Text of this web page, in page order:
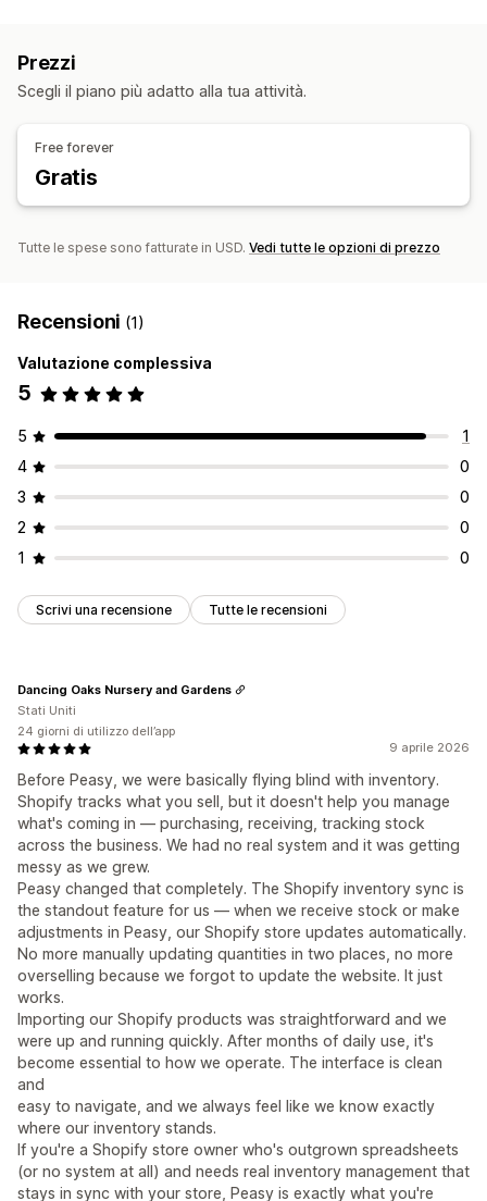
Riassortimento automatico
Multisede Aggiornamenti in tempo reale
Importazione ed esportazione
Ottimizzazione tramite IA
Multicanale
Gestione degli ordini
Notifiche di riassortimento
Promemoria per rifornimento
Notifiche di prodotti esauriti
Avvisi di raggiungimento soglia
Dati e statistiche approfonditi
Prezzi
Scegli il piano più adatto alla tua attività.
Free forever
Gratis
Tutte le spese sono fatturate in USD. Vedi tutte le opzioni di prezzo
Recensioni (1)
Valutazione complessiva
5
5
1
4
0
3
0
2
0
1
0
Scrivi una recensione Tutte le recensioni
9 aprile 2026
Before Peasy, we were basically flying blind with inventory.
Shopify tracks what you sell, but it doesn't help you manage
what's coming in — purchasing, receiving, tracking stock
across the business. We had no real system and it was getting
messy as we grew.
Peasy changed that completely. The Shopify inventory sync is
the standout feature for us — when we receive stock or make
adjustments in Peasy, our Shopify store updates automatically.
No more manually updating quantities in two places, no more
overselling because we forgot to update the website. It just
works.
Importing our Shopify products was straightforward and we
were up and running quickly. After months of daily use, it's
become essential to how we operate. The interface is clean
and
easy to navigate, and we always feel like we know exactly
where our inventory stands.
If you're a Shopify store owner who's outgrown spreadsheets
(or no system at all) and needs real inventory management that
stays in sync with your store, Peasy is exactly what you're
Dancing Oaks Nursery and Gardens
Stati Uniti
24 giorni di utilizzo dell’app